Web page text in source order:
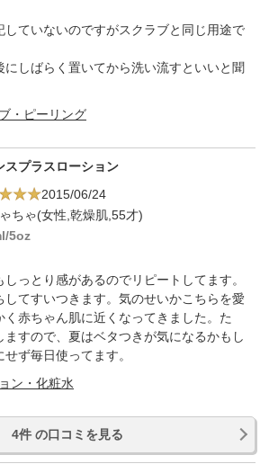
していないのですがスクラブと同じ用途で
にしばらく置いてから洗い流すといいと聞
・ピーリング
スプラスローション
2015/06/24
ちゃ(女性,乾燥肌,55才)
5oz
っとり感があるのでリピートしてます。
てすいつきます。気のせいかこちらを愛
く赤ちゃん肌に近くなってきました。た
ますので、夏はベタつきが気になるかもし
ず毎日使ってます。
ン・化粧水
4件 の口コミを見る